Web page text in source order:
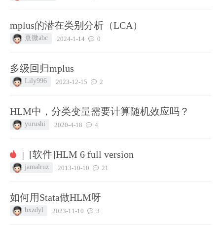
mplus的潜在类别分析（LCA）
熹微abc 2024-1-14 0
多级回归mplus
Lily996 2023-12-15 2
HLM中，分类变量需要计算随机效应吗？
yurushi 2020-4-18 4
| [软件]HLM 6 full version
jamalruz 2013-10-10 21
如何用Stata做HLM呀
bxzdyl 2023-11-10 3